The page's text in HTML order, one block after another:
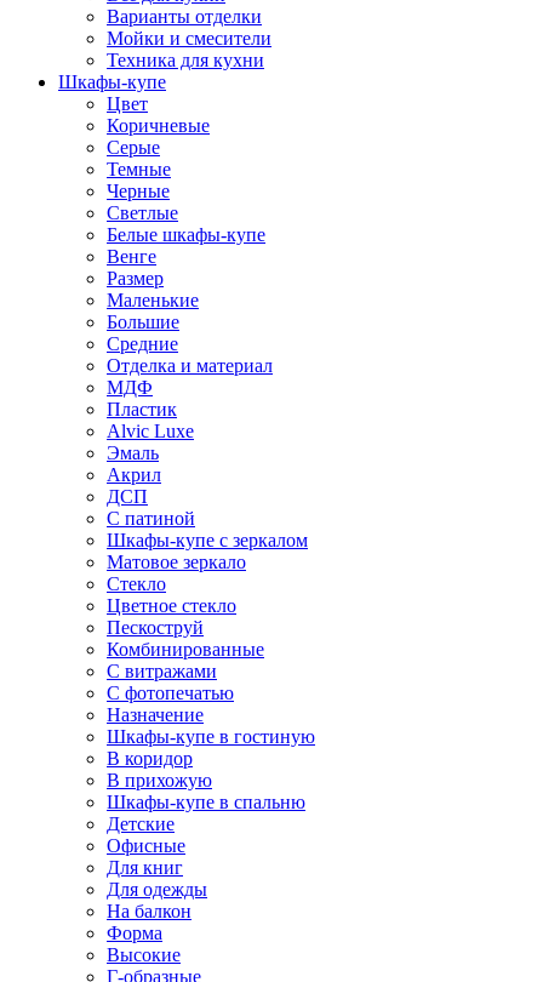
Варианты отделки
Мойки и смесители
Техника для кухни
Шкафы-купе
Цвет
Коричневые
Серые
Темные
Черные
Светлые
Белые шкафы-купе
Венге
Размер
Маленькие
Большие
Средние
Отделка и материал
МДФ
Пластик
Alvic Luxe
Эмаль
Акрил
ДСП
С патиной
Шкафы-купе с зеркалом
Матовое зеркало
Стекло
Цветное стекло
Пескоструй
Комбинированные
С витражами
С фотопечатью
Назначение
Шкафы-купе в гостиную
В коридор
В прихожую
Шкафы-купе в спальню
Детские
Офисные
Для книг
Для одежды
На балкон
Форма
Высокие
Г-образные